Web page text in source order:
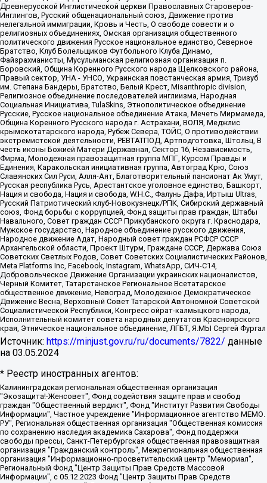
Древнерусской Инглистической церкви Православных Староверов-
Инглингов, Русский общенациональный союз, Движение против
нелегальной иммиграции, Кровь и Честь, О свободе совести и о
религиозных объединениях, Омская организация общественного
политического движения Русское национальное единство, Северное
Братство, Клуб Болельщиков Футбольного Клуба Динамо,
Файзрахманисты, Мусульманская религиозная организация п.
Боровский, Община Коренного Русского народа Щелковского района,
Правый сектор, УНА - УНСО, Украинская повстанческая армия, Тризуб
им. Степана Бандеры, Братство, Белый Крест, Misanthropic division,
Религиозное объединение последователей инглиизма, Народная
Социальная Инициатива, TulaSkins, Этнополитическое объединение
Русские, Русское национальное объединение Атака, Мечеть Мирмамеда,
Община Коренного Русского народа г. Астрахани, ВОЛЯ, Меджлис
крымскотатарского народа, Рубеж Севера, ТОЙС, О противодействии
экстремистской деятельности, РЕВТАТПОД, Артподготовка, Штольц, В
честь иконы Божией Матери Державная, Сектор 16, Независимость,
Фирма, Молодежная правозащитная группа МПГ, Курсом Правды и
Единения, Каракольская инициативная группа, Автоград Крю, Союз
Славянских Сил Руси, Алля-Аят, Благотворительный пансионат Ак Умут,
Русская республика Русь, Арестантское уголовное единство, Башкорт,
Нация и свобода, Нация и свобода, W.H.С., Фалунь Дафа, Иртыш Ultras,
Русский Патриотический клуб-Новокузнецк/РПК, Сибирский державный
союз, Фонд борьбы с коррупцией, Фонд защиты прав граждан, Штабы
Навального, Совет граждан СССР Прикубанского округа г. Краснодара,
Мужское государство, Народное объединение русского движения,
Народное движение Адат, Народный совет граждан РСФСР СССР
Архангельской области, Проект Штурм, Граждане СССР, Держава Союз
Советских Светлых Родов, Совет Советских Социалистических Районов,
Meta Platforms Inc, Facebook, Instagram, WhatsApp, СИЧ-С14,
Добровольческое Движение Организации украинских националистов,
Черный Комитет, Татарстанское Региональное Всетатарское
общественное движение, Невоград, Молодежное Демократическое
Движение Весна, Верховный Совет Татарской Автономной Советской
Социалистической Республики, Конгресс ойрат-калмыцкого народа,
Исполнительный комитет совета народных депутатов Красноярского
края, Этническое национальное объединение, ЛГБТ, Я.МЫ Сергей Фургал
Источник: https://minjust.gov.ru/ru/documents/7822/ данные
на 03.05.2024
* Реестр иностранных агентов:
Калининградская региональная общественная организация "Экозащита!-Женсовет", Фонд содействия защите прав и свобод граждан "Общественный вердикт", Фонд "Институт Развития Свободы Информации", Частное учреждение "Информационное агентство МЕМО. РУ", Региональная общественная организация "Общественная комиссия по сохранению наследия академика Сахарова", Фонд поддержки свободы прессы, Санкт-Петербургская общественная правозащитная организация "Гражданский контроль", Межрегиональная общественная организация "Информационно-просветительский центр "Мемориал", Региональный Фонд "Центр Защиты Прав Средств Массовой Информации", с 05.12.2023 Фонд "Центр Защиты Прав Средств массовой информации", Региональная общественная благотворительная организация помощи беженцам и мигрантам "Гражданское содействие", Негосударственное образовательное учреждение дополнительного профессионального образования (повышение квалификации) специалистов "АКАДЕМИЯ ПО ПРАВАМ ЧЕЛОВЕКА", Свердловская региональная общественная организация "Сутяжник", Автономная некоммерческая организация "Центр независимых социологических исследований", Союз общественных объединений "Российский исследовательский центр по правам человека", Региональное общественное учреждение научно-информационный центр "МЕМОРИАЛ", Некоммерческая организация "Фонд защиты гласности", Автономная некоммерческая организация "Институт прав человека", Городская общественная организация "Екатеринбургское общество "МЕМОРИАЛ", Городская общественная организация "Рязанское историко-просветительское и правозащитное общество "Мемориал" (Рязанский Мемориал), Челябинский региональный орган общественной самодеятельности – женское общественное объединение "Женщины Евразии", Челябинский региональный орган общественной самодеятельности "Уральская правозащитная группа", Фонд содействия защите здоровья и социальной справедливости имени Андрея Рылькова, Автономная Некоммерческая Организация "Аналитический Центр Юрия Левады", Автономная некоммерческая организация социальной поддержки населения "Проект Апрель", Региональная общественная организация помощи женщинам и детям, находящимся в кризисной ситуации "Информационно-методический центр "Анна", Фонд содействия развитию массовых коммуникаций и правовому просвещению "Так-так-Так", Фонд содействия устойчивому развитию "Серебряная тайга", Свердловский региональный общественный фонд социальных проектов "Новое время", "Idel.Реалии", Кавказ.Реалии, Крым.Реалии, Телеканал Настоящее Время, Татаро-башкирская служба Радио Свобода (Azatliq Radiosi), Радио Свободная Европа/Радио Свобода (PCE/PC), "Сибирь.Реалии", "Фактограф", Благотворительный фонд помощи осужденным и их семьям, Автономная некоммерческая организация "Институт глобализации и социальных движений", Фонд "В защиту прав заключенных", Частное учреждение "Центр поддержки и содействия развитию средств массовой информации", Пензенский региональный общественный благотворительный фонд "Гражданский союз", "Север.Реалии", Некоммерческая организация Фонд "Правовая инициатива", Общество с ограниченной ответственностью "Радио Свободная Европа/Радио Свобода", Чешское информационное агентство "MEDIUM-ORIENT", Красноярская региональная общественная организация "Мы против СПИДа", Камалягин Денис Николаевич, Маркелов Сергей Евгеньевич, Пономарев Лев Александрович, Савицкая Людмила Алексеевна, Автономная некоммерческая организация "Центр по работе с проблемой насилия "НАСИЛИЮ.НЕТ", Межрегиональный профессиональный союз работников здравоохранения "Альянс врачей", Юридическое лицо, зарегистрированное в Латвийской Республике, SIA "Medusa Project" (регистрационный номер 40103797863, дата регистрации 10.06.2014), Некоммерческая организация "Фонд по борьбе с коррупцией", Автономная некоммерческая организация "Институт права и публичной политики", Баданин Роман Сергеевич, Гликин Максим Александрович, Железнова Мария Михайловна, Лукьянова Юлия Сергеевна, Маетная Елизавета Витальевна, Маняхин Петр Борисович, Чуракова Ольга Владимировна, Ярош Юлия Петровна, Юридическое лицо "The Insider SIA", зарегистрированное в Риге, Латвийская Республика (дата регистрации 26.06.2015), являющееся администратором доменного имени интернет-издания "The Insider SIA", https://theins.ru, Постернак Алексей Евгеньевич, Рубин Михаил Аркадьевич, Анин Роман Александрович, Юридическое лицо Istories fonds, зарегистрированное в Латвийской Республике (регистрационный номер 50008295751, дата регистрации 24.02.2020), Великовский Дмитрий Александрович, Долинина Ирина Николаевна, Мароховская Алеся Алексеевна, Шлейнов Роман Юрьевич, Шмагун Олеся Валентиновна, Общество с ограниченной ответственностью "Альтаир 2021", Общество с ограниченной ответственностью "Вега 2021", Общество с ограниченной ответственностью "Главный редактор 2021", Общество с ограниченной ответственностью "Ромашки монолит", Важенков Артем Валерьевич, Ивановская областная общественная организация "Центр гендерных исследований", Гурман Юрий Альбертович, Медиапроект "ОВД-Инфо", Егоров Владимир Владимирович, Жилинский Владимир Александрович, Общество с ограниченной ответственностью "ЗП", Иванова София Юрьевна, Карезина Инна Павловна, Кильтау Екатерина Викторовна, Петров Алексей Викторович, Пискунов Сергей Евгеньевич, Смирнов Сергей Сергеевич, Тихонов Михаил Сергеевич, Общество с ограниченной ответственностью "ЖУРНАЛИСТ-ИНОСТРАННЫЙ АГЕНТ", Арапова Галина Юрьевна, Вольтская Татьяна Анатольевна, Американская компания "Mason G.E.S. Anonymous Foundation" (США), являющаяся владельцем интернет-издания https://mnews.world/, Компания "Stichting Bellingcat", зарегистрированная в Нидерландах (дата регистрации 11.07.2018), Захаров Андрей Вячеславович, Клепиковская Екатерина Дмитриевна, Общество с ограниченной ответственностью "МЕМО", Перл Роман Александрович, Симонов Евгений Алексеевич, Соловьева Елена Анатольевна, Сотников Даниил Владимирович, Сурначева Елизавета Дмитриевна, Автономная некоммерческая организация по защите прав человека и информированию населения "Якутия – Наше Мнение", Общество с ограниченной ответственностью "Москоу диджитал медиа", с 26.01.2023 Общество с ограниченной ответственностью "Чайка Белые сады", Ветошкина Валерия Валерьевна, Заговора Максим Александрович, Межрегиональное общественное движение "Российская ЛГБТ - сеть", Оленичев Максим Владимирович, Павлов Иван Юрьевич, Скворцова Елена Сергеевна, Общество с ограниченной ответственностью "Как бы инагент", Кочетков Игорь Викторович, Общество с ограниченной ответственностью "Честные выборы", Еланчик Олег Александрович, Общество с ограниченной ответственностью "Нобелевский призыв", Гималова Регина Эмилевна, Григорьев Андрей Валерьевич, Григорьева Алина Александровна, Ассоциация по содействию защите прав призывников, альтернативнослужащих и военнослужащих "Правозащитная группа "Гражданин.Армия.Право", Хисамова Регина Фаритовна, Автономная некоммерческая организация по реализации социально-правовых программ "Лилит", Дальневосточное общественное движение "Маяк", Санкт-Петербургская ЛГБТ-инициативная группа "Выход", Инициативная группа ЛГБТ+ "Реверс", Алексеев Андрей Викторович, Бекбулатова Таисия Львовна, Беляев Иван Михайлович, Владыкина Елена Сергеевна, Гельман Марат Александрович, Никульшина Вероника Юрьевна, Толоконникова Надежда Андреевна, Шендерович Виктор Анатольевич, Общество с ограниченной ответственностью "Данное сообщение", Общество с ограниченной ответственностью Издательский дом "Новая глава", Айнбиндер Александра Александровна, Московский комьюнити-центр для ЛГБТ+инициатив, Благотворительный фонд развития филантропии, Deutsche Welle (Германия, Kurt-Schumacher-Strasse 3, 53113 Bonn), Борзунова Мария Михайловна, Воробьев Виктор Викторович, Голубева Анна Львовна, Константинова Алла Михайловна, Малкова Ирина Владимировна, Мурадов Мурад Абдулгалимович, Осетинская Елизавета Николаевна, Понасенков Евгений Николаевич, Ганапольский Матвей Юрьевич, Киселев Евгений Алексеевич, Борухович Ирина Григорьевна, Дремин Иван Тимофеевич, Дубровский Дмитрий Викторович, Красноярская региональная общественная организация поддержки и развития альтернативных образовательных технологий и межкультурных коммуникаций "ИНТЕРРА", Маяковская Екатерина Алексеевна, Фейгин Марк Захарович, Филимонов Андрей Викторович, Дзугкоева Регина Николаевна, Доброхотов Роман Александрович, Дудь Юрий Александрович, Елкин Сергей Владимирович, Кругликов Кирилл Игоревич, Сабунаева Мария Леонидовна, Семенов Алексей Владимирович, Шаинян Карен Багратович, Шульман Екатерина Михайловна, Асафьев Артур Валерьевич, Вахштайн Виктор Семенович, Венедиктов Алексей Алексеевич, Лушникова Екатерина Евгеньевна, Волков Леонид Михайлович, Невзоров Александр Глебович, Пархоменко Сергей Борисович, Сироткин Ярослав Николаевич, Кара-Мурза Владимир Владимирович, Баранова Наталья Владимировна, Гозман Леонид Яковлевич, Кагарлицкий Борис Юльевич, Климарев Михаил Валерьевич, Милов Владимир Станиславович, Автономная некоммерческая организация Краснодарский центр современного искусства "Типография", Моргенштерн Алишер Тагирович, Соболь Любовь Эдуардовна, Общество с ограниченной ответственностью "ЛИЗА НОРМ", Каспаров Гарри Кимович, Ходорковский Михаил Борисович, Общество с ограниченной ответственностью "Апрельские тезисы", Данилович Ирина Брониславовна, Кашин Олег Владимирович, Петров Николай Владимирович, Пивоваров Алексей Владимирович, Соколов Михаил Владимирович, Цветкова Юлия Владимировна, Чичваркин Евгений Александрович, Комитет против пыток/Команда против пыток, Общество с ограниченной ответственностью "Первый научный", Общество с ограниченной ответственностью "Вертолет и ко", Белоцерковская Вероника Борисовна, Кац Максим Евгеньевич, Лазарева Татьяна Юрьевна, Шаведдинов Руслан Табризович, Яшин Илья Валерьевич, Общество с ограниченной ответственностью "Иноагент ААВ", Алешковский Дмитрий Петрович, Альбац Евгения Марковна, Быков Дмитрий Львович, Галямина Юлия Евгеньевна, Лойко Сергей Леонидович, Мартынов Кирилл Константинович, Медведев Сергей Александрович, Крашенинников Федор Геннадиевич, Гордеева Катерина Вл